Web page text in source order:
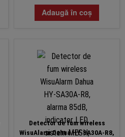
Adaugă în coș
Detector de fum wireless
WisuAlarm Dahua HY-SA30A-R8,